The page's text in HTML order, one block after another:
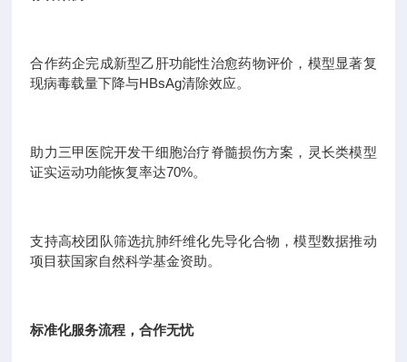
合作药企完成新型乙肝功能性治愈药物评价，模型显著复
现病毒载量下降与HBsAg清除效应。
助力三甲医院开发干细胞治疗脊髓损伤方案，灵长类模型
证实运动功能恢复率达70%。
支持高校团队筛选抗肺纤维化先导化合物，模型数据推动
项目获国家自然科学基金资助。
标准化服务流程，合作无忧